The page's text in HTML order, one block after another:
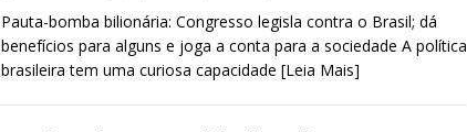
Pauta-bomba bilionária: Congresso legisla contra o Brasil; dá
benefícios para alguns e joga a conta para a sociedade A política
brasileira tem uma curiosa capacidade [Leia Mais]